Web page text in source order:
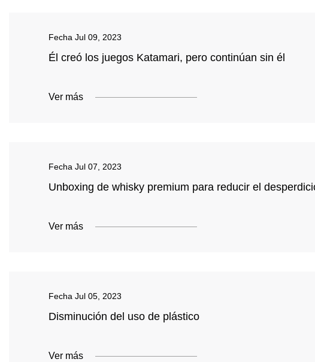
Fecha Jul 09, 2023
Él creó los juegos Katamari, pero continúan sin él
Ver más
Fecha Jul 07, 2023
Unboxing de whisky premium para reducir el
Ver más
Fecha Jul 05, 2023
Disminución del uso de plástico
Ver más